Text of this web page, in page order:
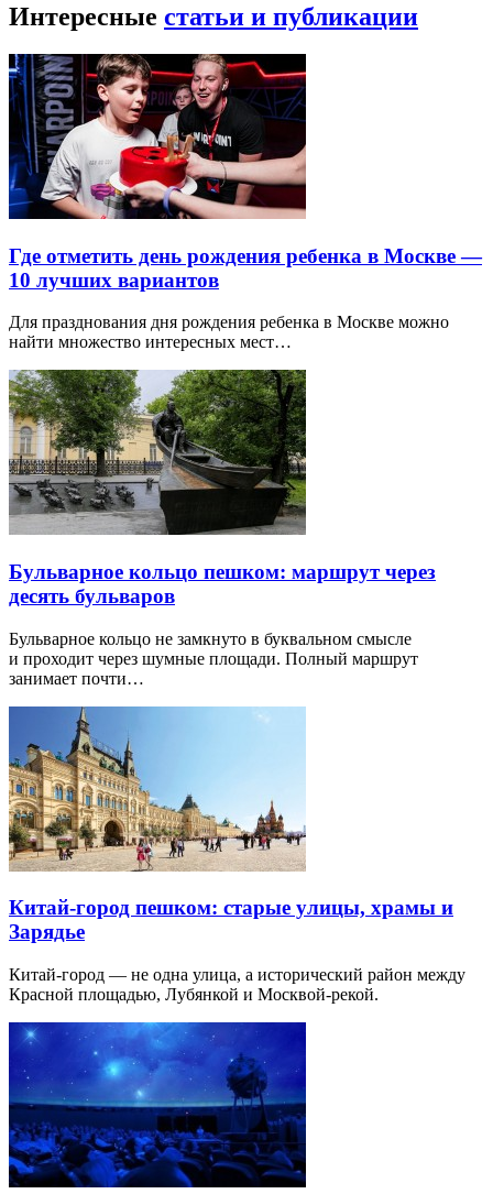
Интересные статьи и публикации
Где отметить день рождения ребенка в Москве —
10 лучших вариантов
Для празднования дня рождения ребенка в Москве можно
найти множество интересных мест…
Бульварное кольцо пешком: маршрут через
десять бульваров
Бульварное кольцо не замкнуто в буквальном смысле
и проходит через шумные площади. Полный маршрут
занимает почти…
Китай-город пешком: старые улицы, храмы и
Зарядье
Китай-город — не одна улица, а исторический район между
Красной площадью, Лубянкой и Москвой-рекой.